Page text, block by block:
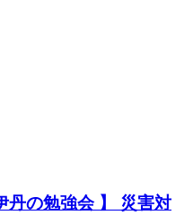
丹の勉強会 】 災害対